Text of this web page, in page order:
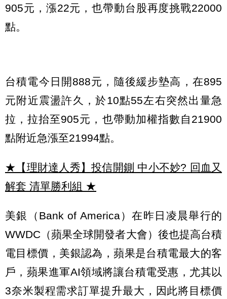
905元，漲22元，也帶動台股再度挑戰22000
點。
台積電今日開888元，隨後緩步墊高，在895
元附近震盪許久，於10點55左右突然出量急
拉，拉抬至905元，也帶動加權指數自21900
點附近急漲至21994點。
★【理財達人秀】投信開鍘 中小不妙? 回血又
解套 清單勝利組 ★
美銀（Bank of America）在昨日凌晨舉行的
WWDC（蘋果全球開發者大會）後也提高台積
電目標價，美銀認為，蘋果是台積電最大的客
戶，蘋果進軍AI領域將讓台積電受惠，尤其以
3奈米製程需求訂單提升最大，因此將目標價